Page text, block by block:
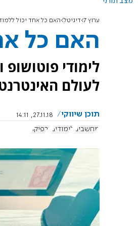
ערוץ 7 דיגיטל האם כל אחד יכול
האם כל
לימודי
לעולם
תוכן שיווקי
27.11.18, 14:11
מחשבים לימודים גרפיקה